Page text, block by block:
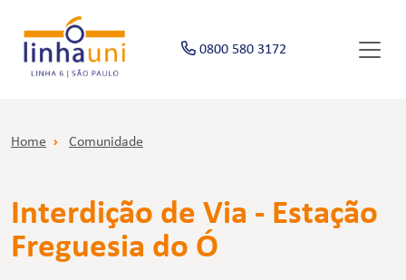
0800 580 3172
Home Comunidade
Interdição de Via - Estação
Freguesia do Ó